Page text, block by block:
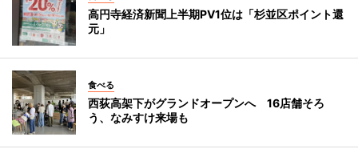
高円寺経済新聞上半期PV1位は「杉並区ポイント還
元」
食べる
西荻高架下がグランドオープンへ 16店舗そろ
う、なみすけ来場も